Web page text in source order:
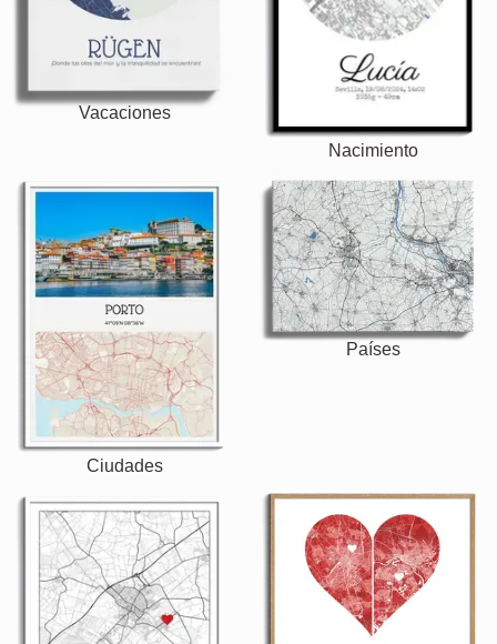
Vacaciones
Nacimiento
Ciudades
Países